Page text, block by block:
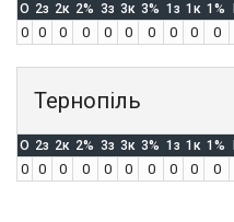
O 2з 2к 2% 3з 3к 3% 1з 1к 1%
0 0 0 0 0 0 0 0 0 0
Тернопіль
O 2з 2к 2% 3з 3к 3% 1з 1к 1%
0 0 0 0 0 0 0 0 0 0